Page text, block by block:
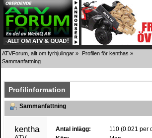
ATVForum, allt om fyrhjulingar » Profilen för kenthas »
Sammanfattning
Profilinformation
Sammanfattning
Antal inlägg:
110 (0.021 per